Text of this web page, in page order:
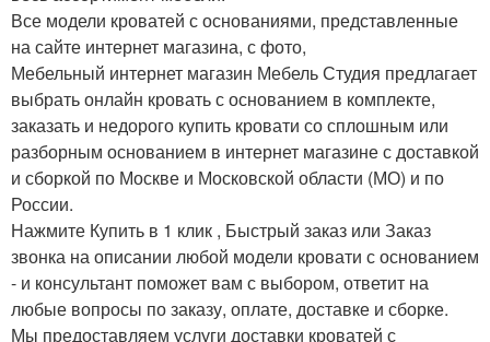
Все модели кроватей с основаниями, представленные
на сайте интернет магазина, с фото,
Мебельный интернет магазин Мебель Студия предлагает
выбрать онлайн кровать с основанием в комплекте,
заказать и недорого купить кровати со сплошным или
разборным основанием в интернет магазине с доставкой
и сборкой по Москве и Московской области (МО) и по
России.
Нажмите Купить в 1 клик , Быстрый заказ или Заказ
звонка на описании любой модели кровати с основанием
- и консультант поможет вам с выбором, ответит на
любые вопросы по заказу, оплате, доставке и сборке.
Мы предоставляем услуги доставки кроватей с